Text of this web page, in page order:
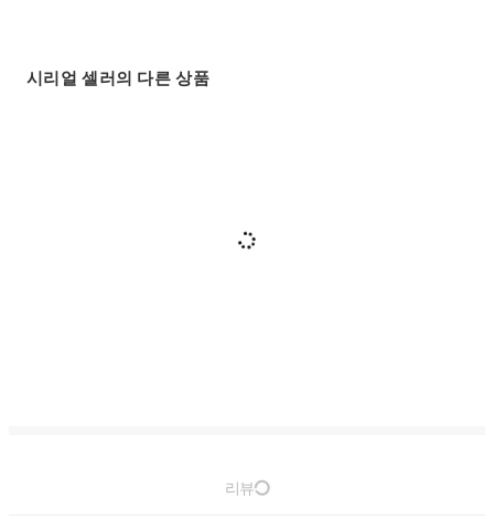
시리얼 셀러의 다른 상품
리뷰